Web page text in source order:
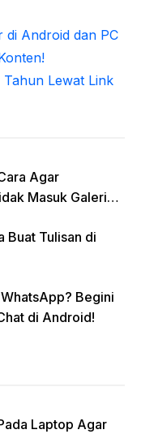
di Android dan PC
Lewat Link
Agar
Masuk Galeri
Buat Tulisan di
Begini
di Android!
Laptop Agar